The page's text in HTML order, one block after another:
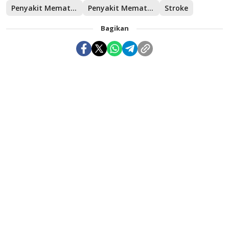
Penyakit Mematikan
Penyakit Mematikan yang Wajib Diwaspadai Stroke
Bagikan